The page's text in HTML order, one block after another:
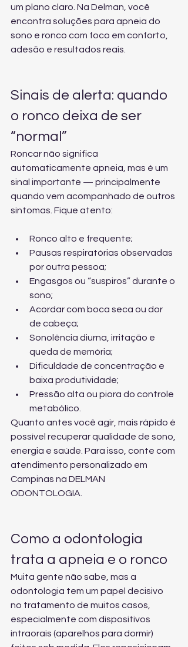
um plano claro. Na Delman, você
encontra soluções para apneia do
sono e ronco com foco em conforto,
adesão e resultados reais.
Sinais de alerta: quando
o ronco deixa de ser
“normal”
Roncar não significa
automaticamente apneia, mas é um
sinal importante — principalmente
quando vem acompanhado de outros
sintomas. Fique atento:
Ronco alto e frequente;
Pausas respiratórias observadas
por outra pessoa;
Engasgos ou “suspiros” durante o
sono;
Acordar com boca seca ou dor
de cabeça;
Sonolência diurna, irritação e
queda de memória;
Dificuldade de concentração e
baixa produtividade;
Pressão alta ou piora do controle
metabólico.
Quanto antes você agir, mais rápido é
possível recuperar qualidade de sono,
energia e saúde. Para isso, conte com
atendimento personalizado em
Campinas na DELMAN
ODONTOLOGIA.
Como a odontologia
trata a apneia e o ronco
Muita gente não sabe, mas a
odontologia tem um papel decisivo
no tratamento de muitos casos,
especialmente com dispositivos
intraorais (aparelhos para dormir)